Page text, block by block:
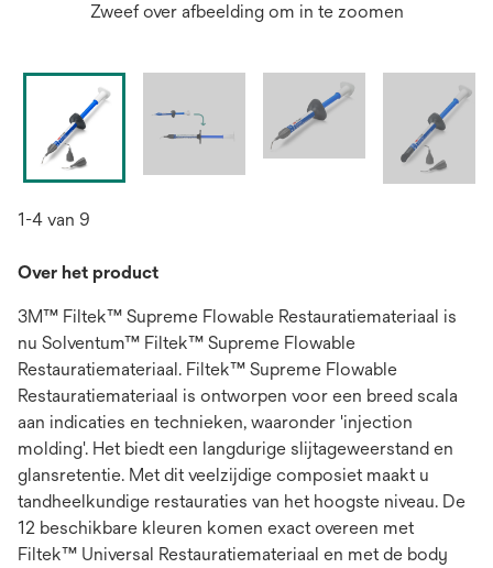
Zweef over afbeelding om in te zoomen
1-4 van 9
Over het product
3M™ Filtek™ Supreme Flowable Restauratiemateriaal is
nu Solventum™ Filtek™ Supreme Flowable
Restauratiemateriaal. Filtek™ Supreme Flowable
Restauratiemateriaal is ontworpen voor een breed scala
aan indicaties en technieken, waaronder 'injection
molding'. Het biedt een langdurige slijtageweerstand en
glansretentie. Met dit veelzijdige composiet maakt u
tandheelkundige restauraties van het hoogste niveau. De
12 beschikbare kleuren komen exact overeen met
Filtek™ Universal Restauratiemateriaal en met de body